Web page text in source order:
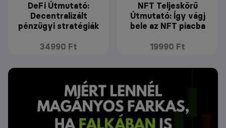
DeFi Útmutató:
Decentralizált
pénzügyi stratégiák
34990 Ft
NFT Teljeskörű
Útmutató: Így vágj
bele az NFT piacba
19990 Ft